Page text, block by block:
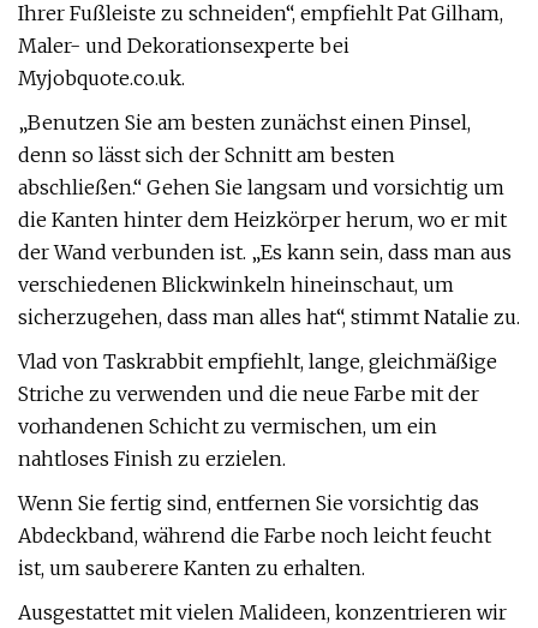
Ihrer Fußleiste zu schneiden“, empfiehlt Pat Gilham,
Maler- und Dekorationsexperte bei
Myjobquote.co.uk.
„Benutzen Sie am besten zunächst einen Pinsel,
denn so lässt sich der Schnitt am besten
abschließen.“ Gehen Sie langsam und vorsichtig um
die Kanten hinter dem Heizkörper herum, wo er mit
der Wand verbunden ist. „Es kann sein, dass man aus
verschiedenen Blickwinkeln hineinschaut, um
sicherzugehen, dass man alles hat“, stimmt Natalie zu.
Vlad von Taskrabbit empfiehlt, lange, gleichmäßige
Striche zu verwenden und die neue Farbe mit der
vorhandenen Schicht zu vermischen, um ein
nahtloses Finish zu erzielen.
Wenn Sie fertig sind, entfernen Sie vorsichtig das
Abdeckband, während die Farbe noch leicht feucht
ist, um sauberere Kanten zu erhalten.
Ausgestattet mit vielen Malideen, konzentrieren wir